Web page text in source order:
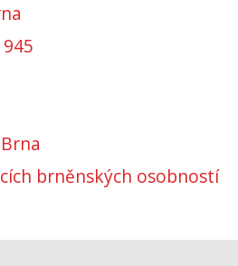
brněnských osobností